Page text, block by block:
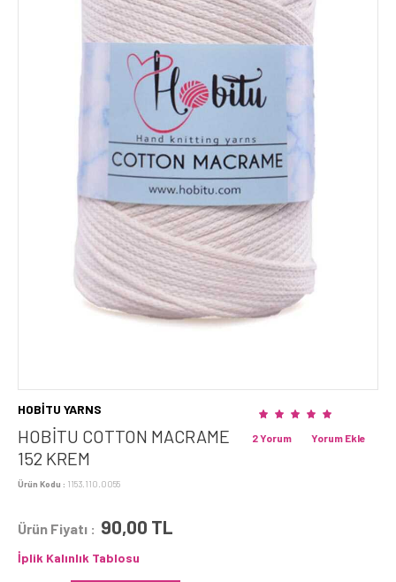
HOBİTU YARNS
HOBİTU COTTON MACRAME
152 KREM
Ürün Kodu : 1153.110.0055
Yorum Ekle
2 Yorum
Ürün Fiyatı : 90,00 TL
İplik Kalınlık Tablosu